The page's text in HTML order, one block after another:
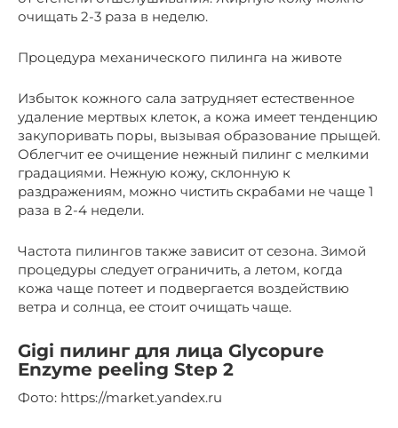
очищать 2-3 раза в неделю.
Процедура механического пилинга на животе
Избыток кожного сала затрудняет естественное
удаление мертвых клеток, а кожа имеет тенденцию
закупоривать поры, вызывая образование прыщей.
Облегчит ее очищение нежный пилинг с мелкими
градациями. Нежную кожу, склонную к
раздражениям, можно чистить скрабами не чаще 1
раза в 2-4 недели.
Частота пилингов также зависит от сезона. Зимой
процедуры следует ограничить, а летом, когда
кожа чаще потеет и подвергается воздействию
ветра и солнца, ее стоит очищать чаще.
Gigi пилинг для лица Glycopure
Enzyme peeling Step 2
​Фото: https://market.yandex.ru